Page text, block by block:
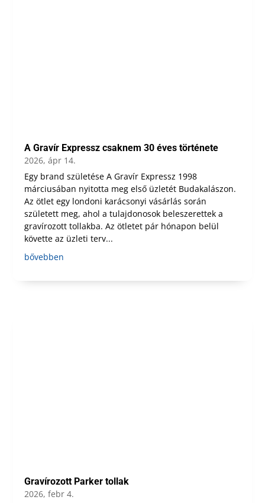
A Gravír Expressz csaknem 30 éves története
2026, ápr 14.
Egy brand születése A Gravír Expressz 1998
márciusában nyitotta meg első üzletét Budakalászon.
Az ötlet egy londoni karácsonyi vásárlás során
született meg, ahol a tulajdonosok beleszerettek a
gravírozott tollakba. Az ötletet pár hónapon belül
követte az üzleti terv...
bővebben
Gravírozott Parker tollak
2026, febr 4.